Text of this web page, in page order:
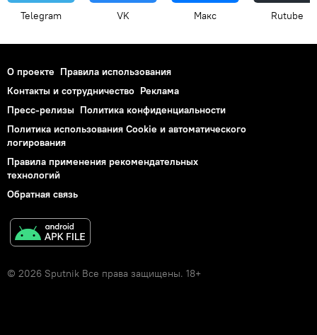
Telegram VK Макс Rutube
О проекте Правила использования
Контакты и сотрудничество Реклама
Пресс-релизы Политика конфиденциальности
Политика использования Cookie и автоматического
логирования
Правила применения рекомендательных
технологий
Обратная связь
© 2026 Sputnik Все права защищены. 18+